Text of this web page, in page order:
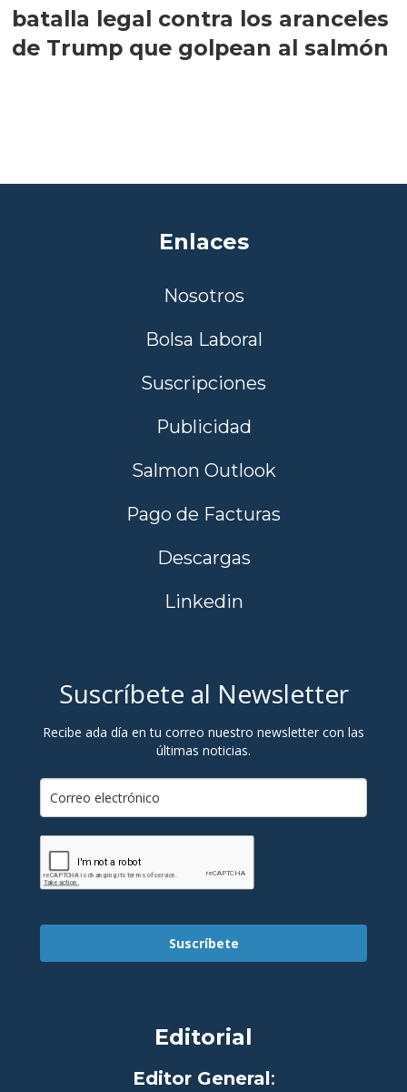
batalla legal contra los aranceles
de Trump que golpean al salmón
Enlaces
Nosotros
Bolsa Laboral
Suscripciones
Publicidad
Salmon Outlook
Pago de Facturas
Descargas
Linkedin
Suscríbete al Newsletter
Recibe ada día en tu correo nuestro newsletter con las
últimas noticias.
Suscríbete
Editorial
Editor General: